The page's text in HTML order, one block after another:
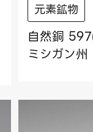
元素鉱物
自然銅
ミシガン州